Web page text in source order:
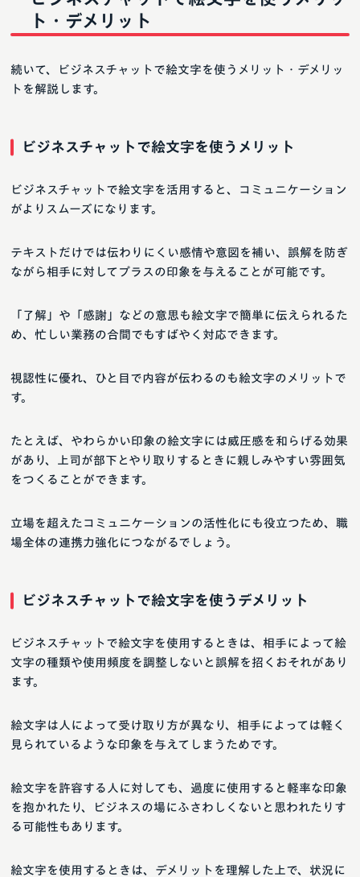
ト・デメリット
続いて、ビジネスチャットで絵文字を使うメリット・デメリッ
トを解説します。
ビジネスチャットで絵文字を使うメリット
ビジネスチャットで絵文字を活用すると、コミュニケーション
がよりスムーズになります。
テキストだけでは伝わりにくい感情や意図を補い、誤解を防ぎ
ながら相手に対してプラスの印象を与えることが可能です。
「了解」や「感謝」などの意思も絵文字で簡単に伝えられるた
め、忙しい業務の合間でもすばやく対応できます。
視認性に優れ、ひと目で内容が伝わるのも絵文字のメリットで
す。
たとえば、やわらかい印象の絵文字には威圧感を和らげる効果
があり、上司が部下とやり取りするときに親しみやすい雰囲気
をつくることができます。
立場を超えたコミュニケーションの活性化にも役立つため、職
場全体の連携力強化につながるでしょう。
ビジネスチャットで絵文字を使うデメリット
ビジネスチャットで絵文字を使用するときは、相手によって絵
文字の種類や使用頻度を調整しないと誤解を招くおそれがあり
ます。
絵文字は人によって受け取り方が異なり、相手によっては軽く
見られているような印象を与えてしまうためです。
絵文字を許容する人に対しても、過度に使用すると軽率な印象
を抱かれたり、ビジネスの場にふさわしくないと思われたりす
る可能性もあります。
絵文字を使用するときは、デメリットを理解した上で、状況に